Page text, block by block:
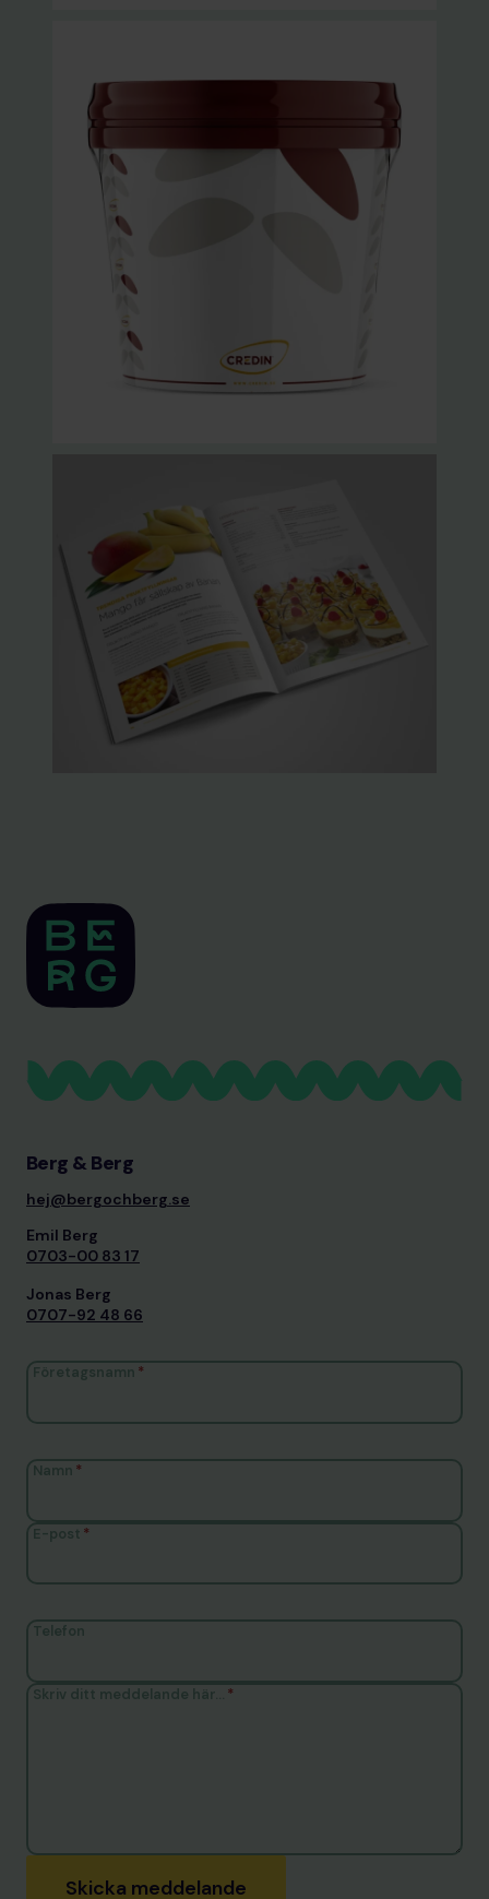
Berg & Berg
hej@bergochberg.se
Emil Berg
0703-00 83 17
Jonas Berg
0707-92 48 66
Företagsnamn *
Namn *
E-post *
Telefon
Skriv ditt meddelande här… *
Skicka meddelande